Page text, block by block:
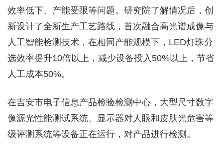
效率低下、产能受限等问题。研究院了解情况后，创
新设计了全新生产工艺路线，首次融合高光谱成像与
人工智能检测技术，在相同产能规模下，LED灯珠分
选效率提升10倍以上，减少设备投入50%以上，节省
人工成本50%。
在吉安市电子信息产品检验检测中心，大型尺寸数字
像源光性能测试系统、显示器对人眼和皮肤光危害等
级评测系统等设备正在运行，对产品进行检测。